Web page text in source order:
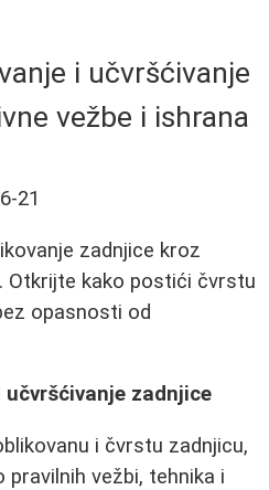
i učvršćivanje
vežbe i ishrana
21
zadnjice kroz
Otkrijte kako postići čvrstu
opasnosti od
zadnjice
i čvrstu zadnjicu,
pravilnih vežbi, tehnika i